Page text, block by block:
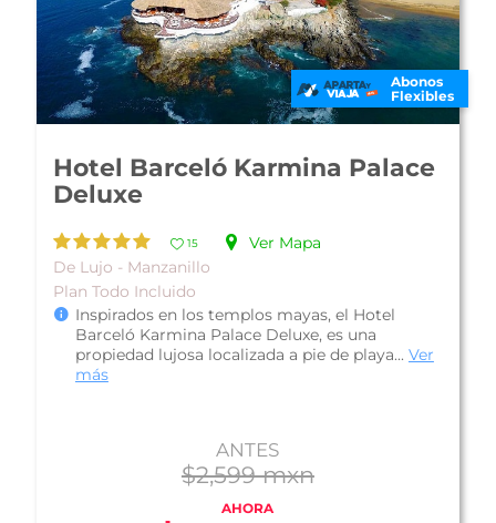
Abonos
Flexibles
Hotel Los Ángeles Locos
Familiar - Tenacatita
Plan Todo Incluido
Hotel Los Ángeles Locos (antes Hotel Bluebay
Los Ángeles Locos), es una propiedad
localizada en la hermosa Bahía de Tenaca...
más
ANTES
$2,400 mxn
AHORA